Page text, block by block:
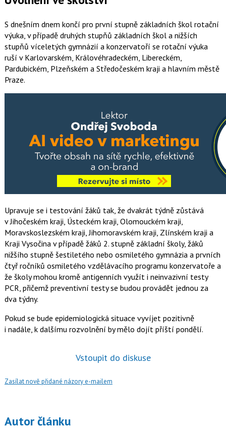
S dnešním dnem končí pro první stupně základních škol rotační
výuka, v případě druhých stupňů základních škol a nižších
stupňů víceletých gymnázií a konzervatoří se rotační výuka
ruší v Karlovarském, Královéhradeckém, Libereckém,
Pardubickém, Plzeňském a Středočeském kraji a hlavním městě
Praze.
Upravuje se i testování žáků tak, že dvakrát týdně zůstává
v Jihočeském kraji, Ústeckém kraji, Olomouckém kraji,
Moravskoslezském kraji, Jihomoravském kraji, Zlínském kraji a
Kraji Vysočina v případě žáků 2. stupně základní školy, žáků
nižšího stupně šestiletého nebo osmiletého gymnázia a prvních
čtyř ročníků osmiletého vzdělávacího programu konzervatoře a
že školy mohou kromě antigenních využít i neinvazivní testy
PCR, přičemž preventivní testy se budou provádět jednou za
dva týdny.
Pokud se bude epidemiologická situace vyvíjet pozitivně
i nadále, k dalšímu rozvolnění by mělo dojít příští pondělí.
Vstoupit do diskuse
Zasílat nově přidané názory e-mailem
Autor článku